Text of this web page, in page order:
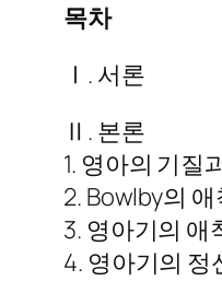
목차
Ⅰ. 서론
Ⅱ. 본론
1. 영아의 기질
2. Bowlby의
3. 영아기의 애
4. 영아기의 정